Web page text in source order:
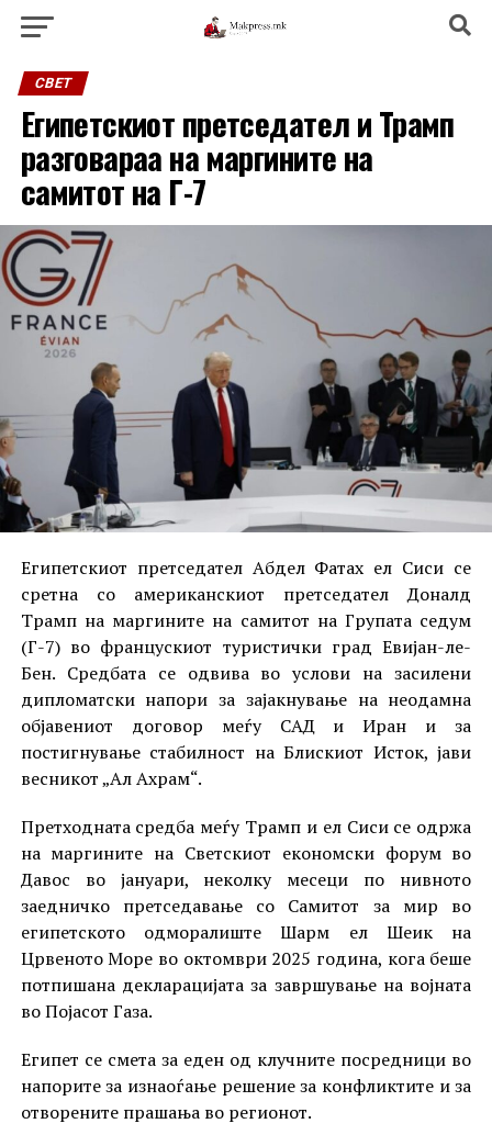
СВЕТ
Египетскиот претседател и Трамп
разговараа на маргините на
самитот на Г-7
Египетскиот претседател Абдел Фатах ел Сиси се
сретна со американскиот претседател Доналд
Трамп на маргините на самитот на Групата седум
(Г-7) во францускиот туристички град Евијан-ле-
Бен. Средбата се одвива во услови на засилени
дипломатски напори за зајакнување на неодамна
објавениот договор меѓу САД и Иран и за
постигнување стабилност на Блискиот Исток, јави
весникот „Ал Ахрам“.
Претходната средба меѓу Трамп и ел Сиси се одржа
на маргините на Светскиот економски форум во
Давос во јануари, неколку месеци по нивното
заедничко претседавање со Самитот за мир во
египетското одморалиште Шарм ел Шеик на
Црвеното Море во октомври 2025 година, кога беше
потпишана декларацијата за завршување на војната
во Појасот Газа.
Египет се смета за еден од клучните посредници во
напорите за изнаоѓање решение за конфликтите и за
отворените прашања во регионот.